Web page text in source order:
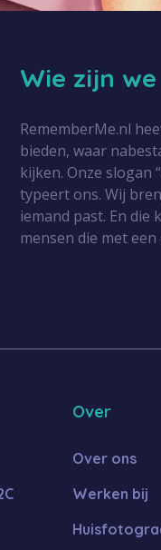
Wie zijn we
RememberMe.nl
bieden, waar
kijken. Onze slogan
typeert ons. Wij
iemand past. En
mensen die met
Over
Over ons
Werken bij